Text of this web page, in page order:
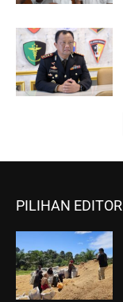
PILIHAN EDITOR